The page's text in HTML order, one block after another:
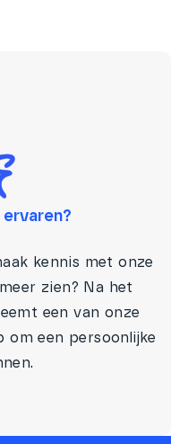
kennis met onze
zien? Na het
een van onze
een persoonlijke